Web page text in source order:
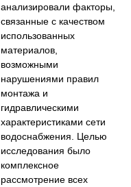
анализировали факторы,
связанные с качеством
использованных
материалов,
возможными
нарушениями правил
монтажа и
гидравлическими
характеристиками сети
водоснабжения. Целью
исследования было
комплексное
рассмотрение всех